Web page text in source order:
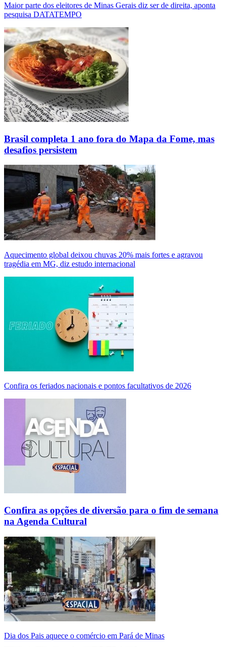
Maior parte dos eleitores de Minas Gerais diz ser de direita, aponta
pesquisa DATATEMPO
Brasil completa 1 ano fora do Mapa da Fome, mas
desafios persistem
Aquecimento global deixou chuvas 20% mais fortes e agravou
tragédia em MG, diz estudo internacional
Confira os feriados nacionais e pontos facultativos de 2026
Confira as opções de diversão para o fim de semana
na Agenda Cultural
Dia dos Pais aquece o comércio em Pará de Minas